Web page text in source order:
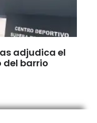
adjudica el
del barrio